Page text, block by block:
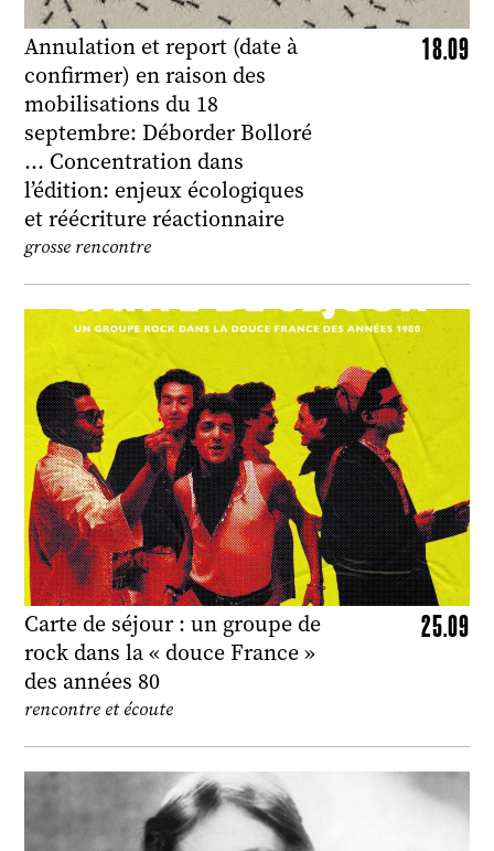
Annulation et report (date à
confirmer) en raison des
mobilisations du 18
septembre: Déborder Bolloré
… Concentration dans
l’édition: enjeux écologiques
et réécriture réactionnaire
18.09
grosse rencontre
Carte de séjour : un groupe de
rock dans la « douce France »
des années 80
25.09
rencontre et écoute